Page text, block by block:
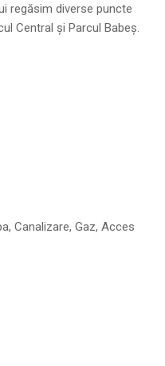
regăsim diverse puncte
Central și Parcul Babeș.
Canalizare, Gaz, Acces